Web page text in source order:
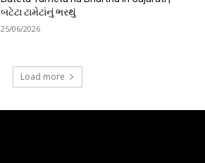
બટેટા ટામેટાંનું ભરથું
25/06/2026
Load more